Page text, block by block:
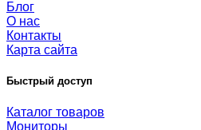
Блог
О нас
Контакты
Карта сайта
Быстрый доступ
Каталог товаров
Мониторы